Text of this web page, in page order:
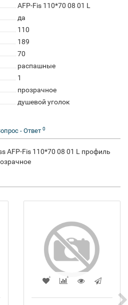
AFP-Fis 110*70 08 01 L
да
110
189
70
распашные
1
прозрачное
душевой уголок
- Ответ 0
AFP-Fis 110*70 08 01 L профиль